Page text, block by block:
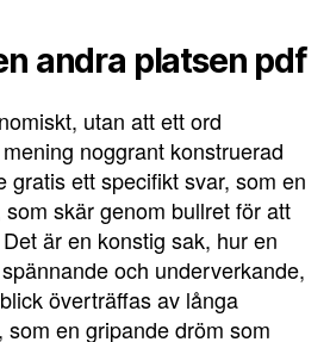
andra platsen pdf
utan att ett ord
noggrant konstruerad
gratis ett specifikt svar, som en
skär genom bullret för att
är en konstig sak, hur en
och underverkande,
överträffas av långa
en gripande dröm som